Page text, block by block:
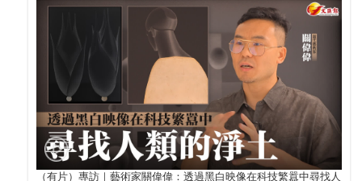
（有片）專訪｜藝術家關偉偉：透過黑白映像在科技繁囂中尋找人